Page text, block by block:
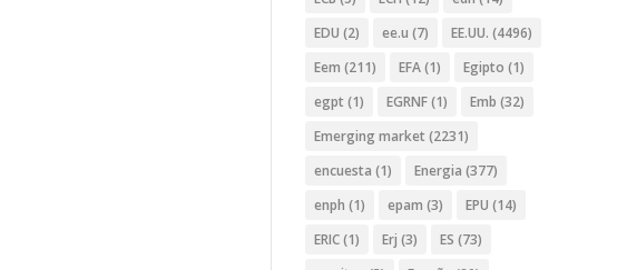
EDU (2) ee.u (7) EE.UU. (4496)
Eem (211) EFA(1) Egipto (1)
egpt (1) EGRNF(1) Emb (32)
Emerging market (2231)
encuesta (1) Energia (377)
enph (1) epam (3) EPU (14)
ERIC(1) Erj (3) ES (73)